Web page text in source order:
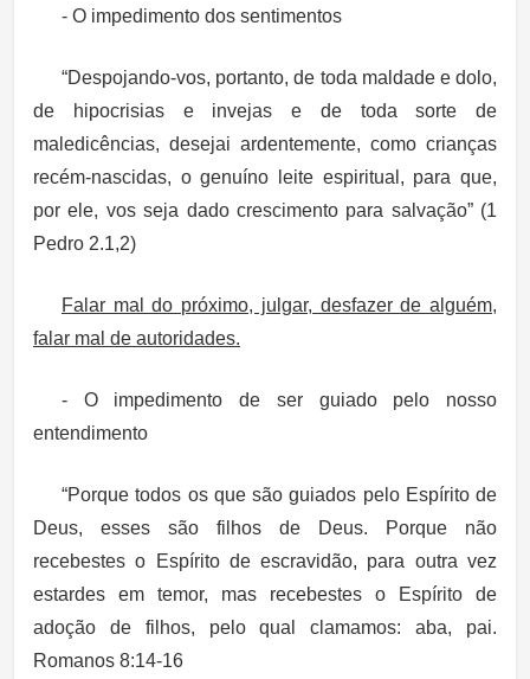
- O impedimento dos sentimentos
“Despojando-vos, portanto, de toda maldade e dolo,
de hipocrisias e invejas e de toda sorte de
maledicências, desejai ardentemente, como crianças
recém-nascidas, o genuíno leite espiritual, para que,
por ele, vos seja dado crescimento para salvação” (1
Pedro 2.1,2)
Falar mal do próximo, julgar, desfazer de alguém,
falar mal de autoridades.
- O impedimento de ser guiado pelo nosso
entendimento
“Porque todos os que são guiados pelo Espírito de
Deus, esses são filhos de Deus. Porque não
recebestes o Espírito de escravidão, para outra vez
estardes em temor, mas recebestes o Espírito de
adoção de filhos, pelo qual clamamos: aba, pai.
Romanos 8:14-16